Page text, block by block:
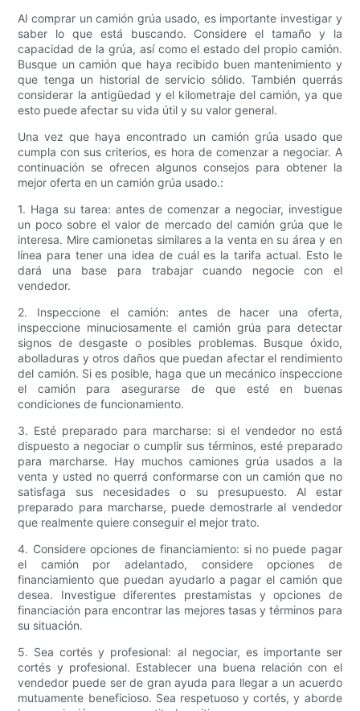
Al comprar un camión grúa usado, es importante investigar y
saber lo que está buscando. Considere el tamaño y la
capacidad de la grúa, así como el estado del propio camión.
Busque un camión que haya recibido buen mantenimiento y
que tenga un historial de servicio sólido. También querrás
considerar la antigüedad y el kilometraje del camión, ya que
esto puede afectar su vida útil y su valor general.
Una vez que haya encontrado un camión grúa usado que
cumpla con sus criterios, es hora de comenzar a negociar. A
continuación se ofrecen algunos consejos para obtener la
mejor oferta en un camión grúa usado.:
1. Haga su tarea: antes de comenzar a negociar, investigue
un poco sobre el valor de mercado del camión grúa que le
interesa. Mire camionetas similares a la venta en su área y en
línea para tener una idea de cuál es la tarifa actual. Esto le
dará una base para trabajar cuando negocie con el
vendedor.
2. Inspeccione el camión: antes de hacer una oferta,
inspeccione minuciosamente el camión grúa para detectar
signos de desgaste o posibles problemas. Busque óxido,
abolladuras y otros daños que puedan afectar el rendimiento
del camión. Si es posible, haga que un mecánico inspeccione
el camión para asegurarse de que esté en buenas
condiciones de funcionamiento.
3. Esté preparado para marcharse: si el vendedor no está
dispuesto a negociar o cumplir sus términos, esté preparado
para marcharse. Hay muchos camiones grúa usados ​​a la
venta y usted no querrá conformarse con un camión que no
satisfaga sus necesidades o su presupuesto. Al estar
preparado para marcharse, puede demostrarle al vendedor
que realmente quiere conseguir el mejor trato.
4. Considere opciones de financiamiento: si no puede pagar
el camión por adelantado, considere opciones de
financiamiento que puedan ayudarlo a pagar el camión que
desea. Investigue diferentes prestamistas y opciones de
financiación para encontrar las mejores tasas y términos para
su situación.
5. Sea cortés y profesional: al negociar, es importante ser
cortés y profesional. Establecer una buena relación con el
vendedor puede ser de gran ayuda para llegar a un acuerdo
mutuamente beneficioso. Sea respetuoso y cortés, y aborde